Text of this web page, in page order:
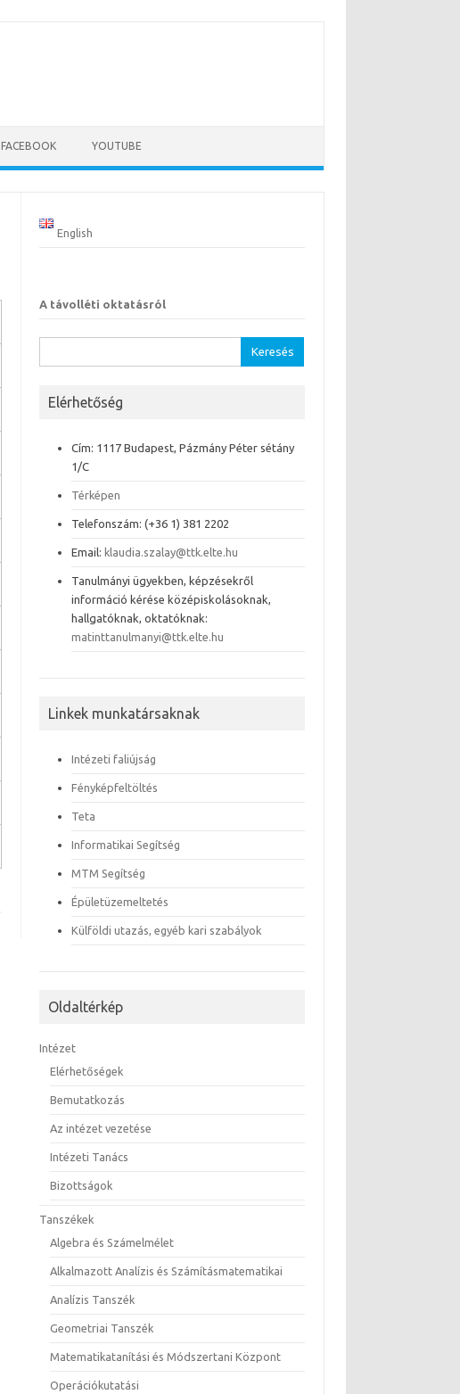
FACEBOOK YOUTUBE
English
A távolléti oktatásról
Elérhetőség
Cím: 1117 Budapest, Pázmány Péter sétány
1/C
Térképen
Telefonszám: (+36 1) 381 2202
Email: klaudia.szalay@ttk.elte.hu
Tanulmányi ügyekben, képzésekről
információ kérése középiskolásoknak,
hallgatóknak, oktatóknak:
matinttanulmanyi@ttk.elte.hu
Linkek munkatársaknak
Intézeti faliújság
Fényképfeltöltés
Teta
Informatikai Segítség
MTM Segítség
Épületüzemeltetés
Külföldi utazás, egyéb kari szabályok
Oldaltérkép
Intézet
Elérhetőségek
Bemutatkozás
Az intézet vezetése
Intézeti Tanács
Bizottságok
Tanszékek
Algebra és Számelmélet
Alkalmazott Analízis és Számításmatematikai
Analízis Tanszék
Geometriai Tanszék
Matematikatanítási és Módszertani Központ
Operációkutatási